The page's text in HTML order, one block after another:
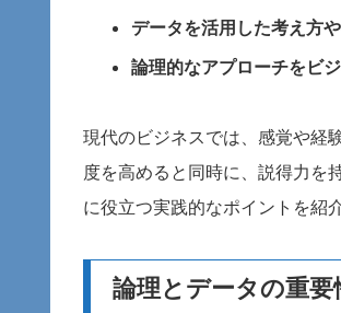
データを活用した考え方
論理的なアプローチをビ
現代のビジネスでは、感覚や経
度を高めると同時に、説得力を
に役立つ実践的なポイントを紹
論理とデータの重要